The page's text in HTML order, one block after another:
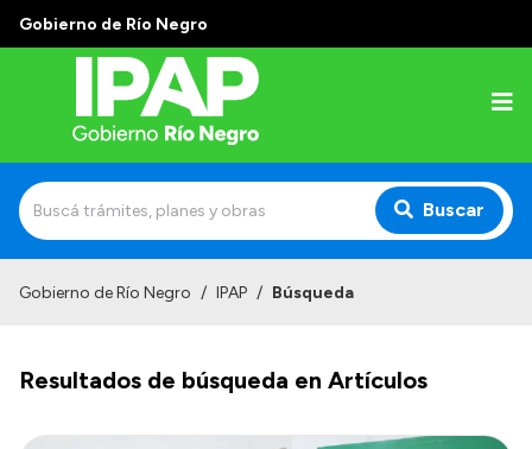
Gobierno de Río Negro
Buscar
El IPAP
Autoridades
Gobierno de Río Negro / IPAP / Búsqueda
Resultados de búsqueda en Artículos